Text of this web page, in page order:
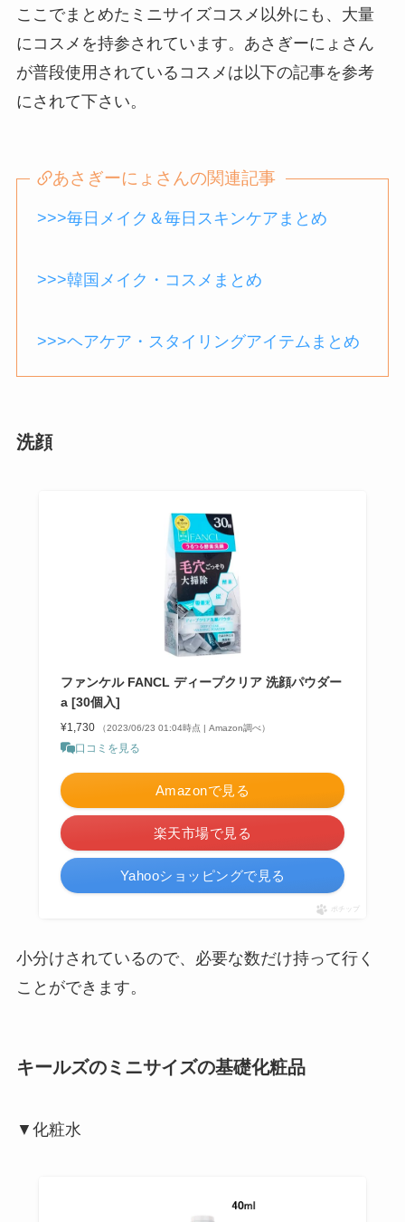
ここでまとめたミニサイズコスメ以外にも、大量
にコスメを持参されています。あさぎーにょさん
が普段使用されているコスメは以下の記事を参考
にされて下さい。
あさぎーにょさんの関連記事
>>>毎日メイク＆毎日スキンケアまとめ
>>>韓国メイク・コスメまとめ
>>>ヘアケア・スタイリングアイテムまとめ
洗顔
ファンケル FANCL ディープクリア 洗顔パウダー
a [30個入]
¥1,730 （2023/06/23 01:04時点 | Amazon調べ）
口コミを見る
Amazonで見る
楽天市場で見る
Yahooショッピングで見る
ポチップ
小分けされているので、必要な数だけ持って行く
ことができます。
キールズのミニサイズの基礎化粧品
▼化粧水